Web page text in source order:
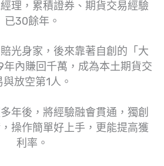
理，累積證券、期貨交易經驗
已30餘年。
光身家，後來靠著自創的「大
內賺回千萬，成為本土期貨交
與放空第1人。
年後，將經驗融會貫通，獨創
操作簡單好上手，更能提高獲
利率。